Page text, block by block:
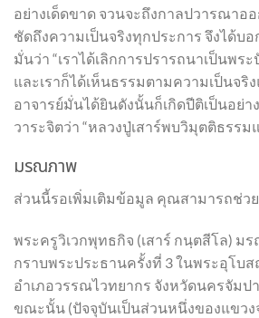
อย่างเด็ดขาด จวนจะถึงกาลปวารณาอ
ชัดถึงความเป็นจริงทุกประการ จึงได้บ
มั่นว่า “เราได้เลิกการปรารถนาเป็นพร
และเราก็ได้เห็นธรรมตามความเป็นจริ
อาจารย์มั่นได้ยินดังนั้นก็เกิดปีติเป็นอย่
วาระจิตว่า “หลวงปู่เสาร์พบวิมุตติธรร
มรณภาพ
ส่วนนี้รอเพิ่มเติมข้อมูล คุณสามารถช่ว
พระครูวิเวกพุทธกิจ (เสาร์ กนฺตสีโล) ม
กราบพระประธานครั้งที่ 3 ในพระอุโบ
อำเภอวรรณไวทยากร จังหวัดนครจัมป
ขณะนั้น (ปัจจุบันเป็นส่วนหนึ่งของแขวง